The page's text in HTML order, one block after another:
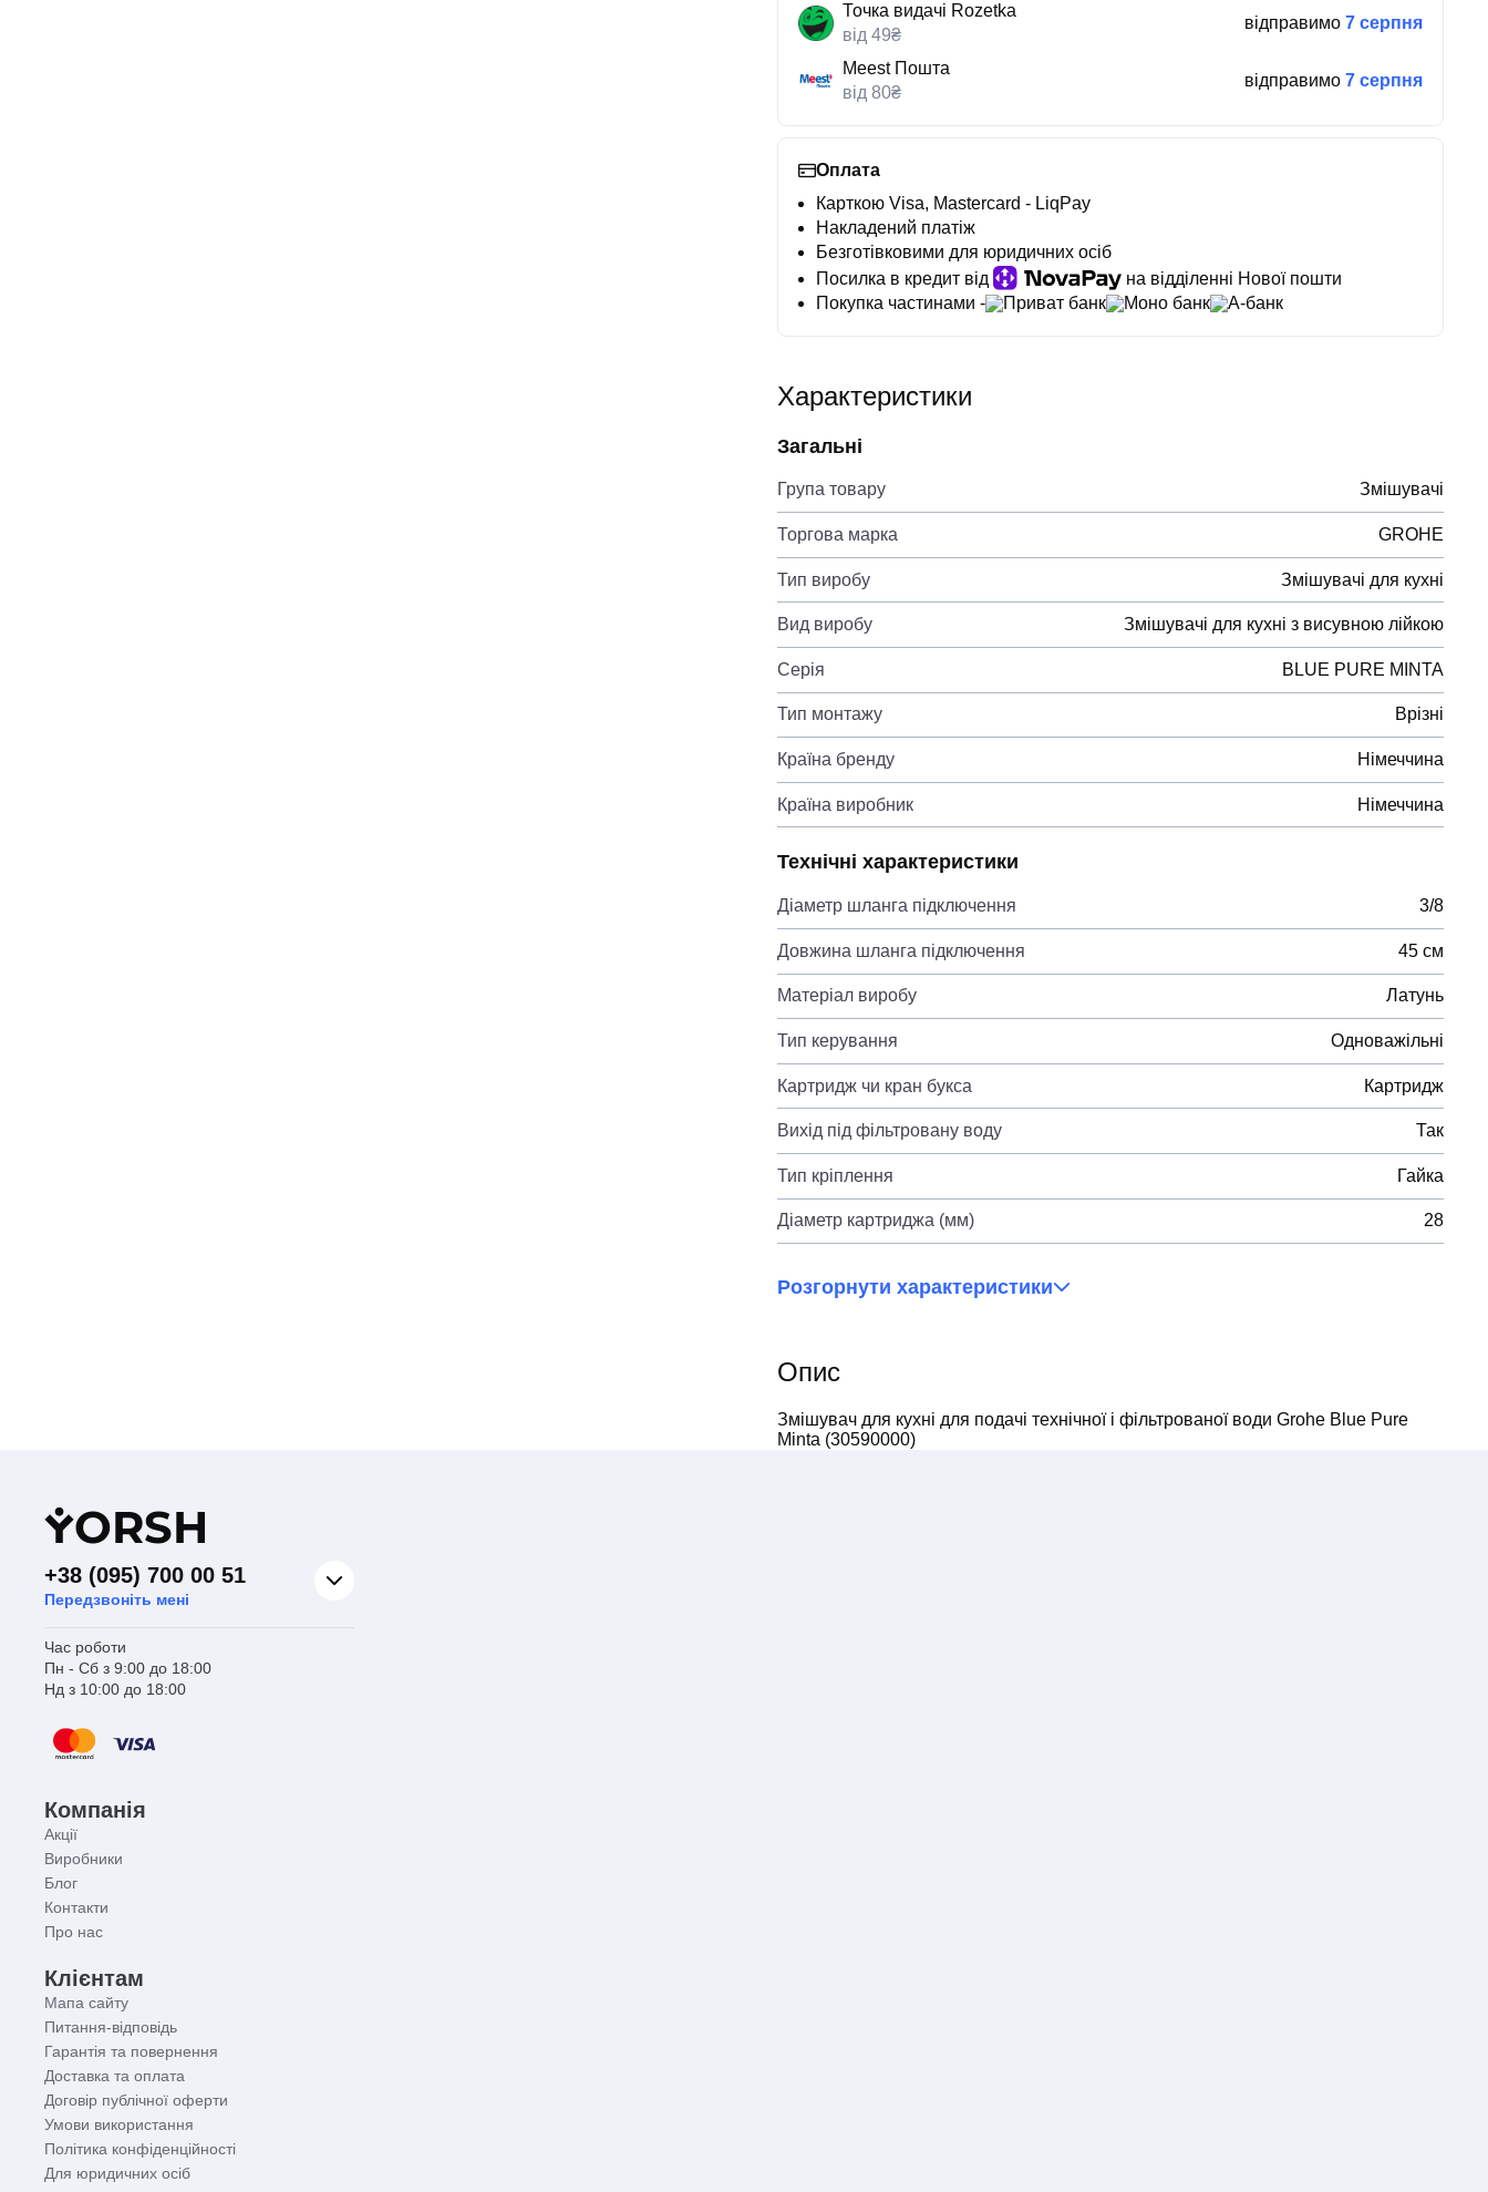
Точка видачі Rozetka
від 49₴
відправимо 7 серпня
Meest Пошта
від 80₴
відправимо 7 серпня
Оплата
Карткою Visa, Mastercard - LiqPay
Накладений платіж
Безготівковими для юридичних осіб
Посилка в кредит від
на відділенні Нової пошти
Покупка частинами -
Приват банк Моно банк А-банк
Характеристики
Загальні
Група товару Змішувачі
Торгова марка GROHE
Тип виробу Змішувачі для кухні
Вид виробу Змішувачі для кухні з висувною лійкою
Серія BLUE PURE MINTA
Тип монтажу Врізні
Країна бренду Німеччина
Країна виробник Німеччина
Технічні характеристики
Діаметр шланга підключення 3/8
Довжина шланга підключення 45 см
Матеріал виробу Латунь
Тип керування Одноважільні
Картридж чи кран букса Картридж
Вихід під фільтровану воду Так
Тип кріплення Гайка
Діаметр картриджа (мм) 28
Розгорнути характеристики
Опис
Змішувач для кухні для подачі технічної і фільтрованої води Grohe Blue Pure
Minta (30590000)
YORSH
+38 (095) 700 00 51
Передзвоніть мені
Час роботи
Пн - Сб з 9:00 до 18:00
Нд з 10:00 до 18:00
Компанія
Акції
Виробники
Блог
Контакти
Про нас
Клієнтам
Мапа сайту
Питання-відповідь
Гарантія та повернення
Доставка та оплата
Договір публічної оферти
Умови використання
Політика конфіденційності
Для юридичних осіб